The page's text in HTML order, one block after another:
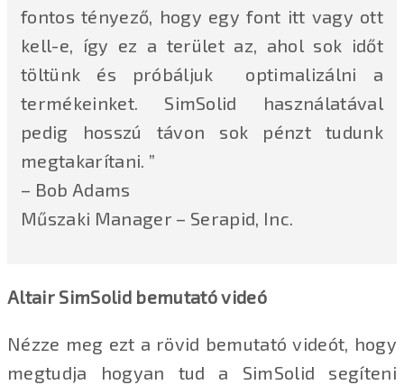
fontos tényező, hogy egy font itt vagy ott
kell-e, így ez a terület az, ahol sok időt
töltünk és próbáljuk optimalizálni a
termékeinket. SimSolid használatával
pedig hosszú távon sok pénzt tudunk
megtakarítani. ”
– Bob Adams
Műszaki Manager – Serapid, Inc.
Altair SimSolid bemutató videó
Nézze meg ezt a rövid bemutató videót, hogy
megtudja hogyan tud a SimSolid segíteni